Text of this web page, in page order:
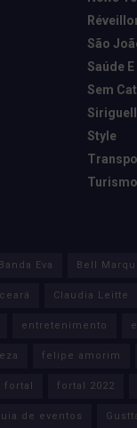
São
Saúde
Sem
Style
Turismo
Banda Eva Bell
ceará Claudia Leitte
entretenimento
felipe amorim
fortal fortal 2022
de eventos